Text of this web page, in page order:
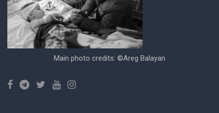
Main photo credits: ©Areg Balayan